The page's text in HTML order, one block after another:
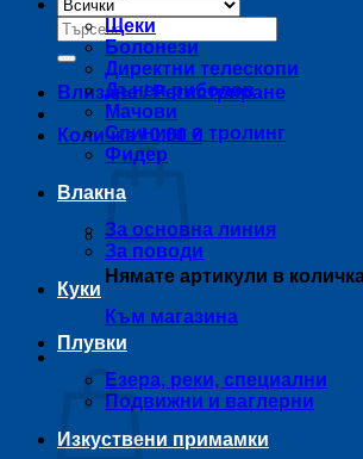
Търсене
за:
Влизане / Регистриране
Количка /0,00 €
Нямате артикули в
Към магазина
Количка
Щеки
Болонези
Директни телескопи
Дънен риболов
Мачови
Спининг и тролинг
Фидер
Влакна
За основна линия
За поводи
Куки
Плувки
Езера, реки, специални
Подвижни и ваглерни
Изкуствени примамки